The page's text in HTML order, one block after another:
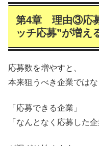
第4章 理由③応
ッチ応募”が増え
応募数を増やすと、
本来狙うべき企業ではな
「応募できる企業」
「なんとなく応募した企